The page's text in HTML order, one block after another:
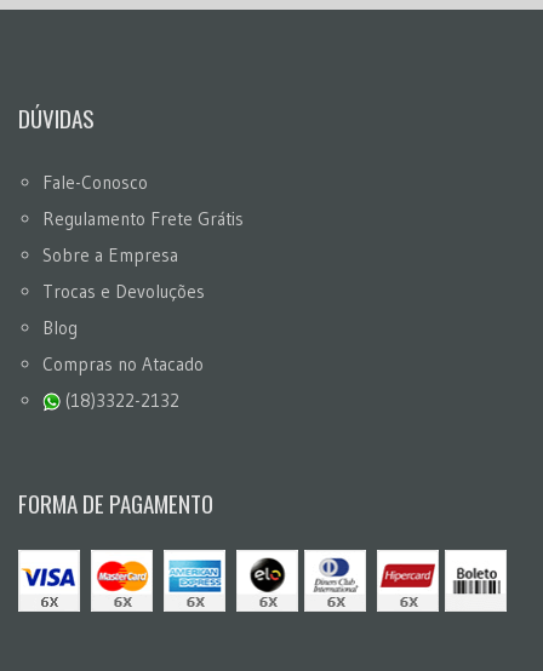
DÚVIDAS
Fale-Conosco
Regulamento Frete Grátis
Sobre a Empresa
Trocas e Devoluções
Blog
Compras no Atacado
(18)3322-2132
FORMA DE PAGAMENTO